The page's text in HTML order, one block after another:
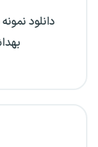
دانلود